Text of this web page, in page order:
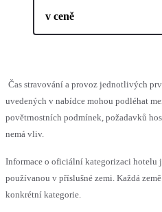
v ceně
Čas stravování a provoz jednotlivých
uvedených v nabídce mohou podléhat
povětrnostních podmínek, požadavků
nemá vliv.
Informace o oficiální kategorizaci hotelu
používanou v příslušné zemi. Každá
konkrétní kategorie.